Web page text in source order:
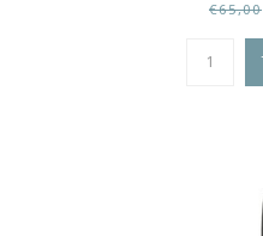
€65,00